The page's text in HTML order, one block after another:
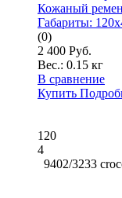
Кожаный
Габариты:
(0)
2 400 Руб.
Вес.: 0.15 кг
В сравнение
Купить
120
4
9402/3233